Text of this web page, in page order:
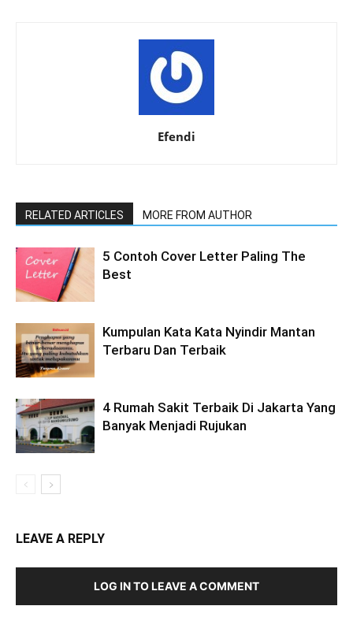
Efendi
RELATED ARTICLES MORE FROM AUTHOR
5 Contoh Cover Letter Paling The
Best
Kumpulan Kata Kata Nyindir Mantan
Terbaru Dan Terbaik
4 Rumah Sakit Terbaik Di Jakarta Yang
Banyak Menjadi Rujukan
LEAVE A REPLY
LOG IN TO LEAVE A COMMENT